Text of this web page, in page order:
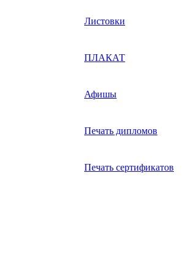
Листовки
ПЛАКАТ
Афишы
Печать дипломов
Печать сертификатов